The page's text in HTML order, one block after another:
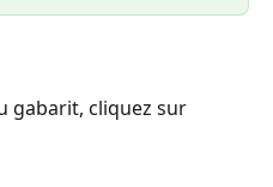
gabarit, cliquez sur